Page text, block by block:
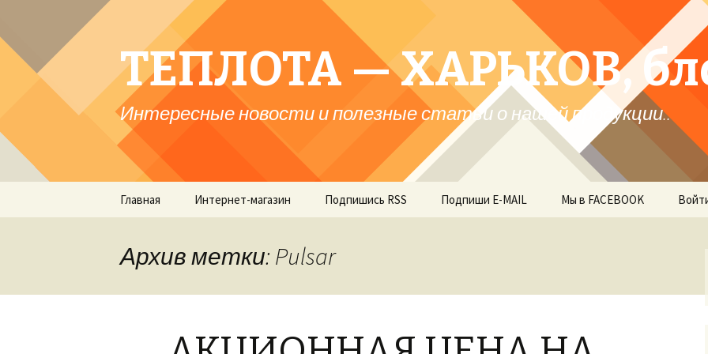
ТЕПЛОТА — ХАРЬКОВ,
Интересные новости и полезные статьи о нашей продукции..
Перейти
Главная Интернет-магазин Подпишись RSS Подпиши E-MAIL Мы в FACEBOOK
Архив метки: Pulsar